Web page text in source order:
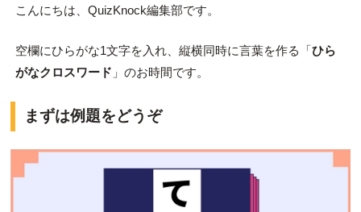
こんにちは、QuizKnock編集部です。
空欄にひらがな1文字を入れ、縦横同時に言葉を作る「ひら
がなクロスワード 」のお時間です。
まずは例題をどうぞ